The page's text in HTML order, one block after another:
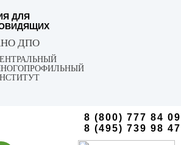
ДЛЯ
ДПО
8 (800) 777 84 09
8 (495) 739 98 47